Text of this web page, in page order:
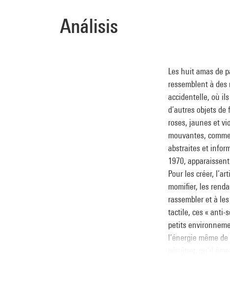
Análisis
Les huit amas de
ressemblent à
accidentelle, où
d’autres objets
roses, jaunes et
mouvantes,
abstraites et
1970,
Pour les créer,
momifier, les
rassembler et à
tactile, ces « anti-
petits
l’énergie même
pénétrer, qu’il